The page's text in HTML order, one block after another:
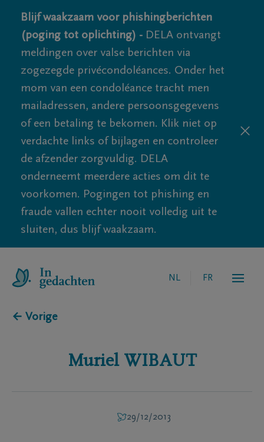
Blijf waakzaam voor phishingberichten
(poging tot oplichting) - DELA ontvangt
meldingen over valse berichten via
zogezegde privécondoléances. Onder het
mom van een condoléance tracht men
mailadressen, andere persoonsgegevens
of een betaling te bekomen. Klik niet op
verdachte links of bijlagen en controleer
de afzender zorgvuldig. DELA
onderneemt meerdere acties om dit te
voorkomen. Pogingen tot phishing en
fraude vallen echter nooit volledig uit te
sluiten, dus blijf waakzaam.
NL FR
← Vorige
Muriel WIBAUT
29/12/2013